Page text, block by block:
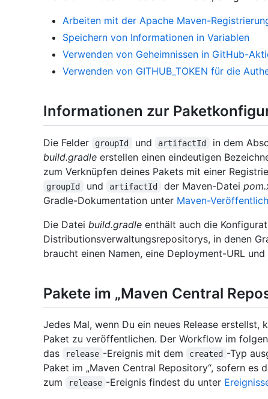
Arbeiten mit der Apache Maven-
Speichern von Informationen in Variablen
Verwenden von Geheimnissen in GitHub-
Verwenden von GITHUB_TOKEN für die
Informationen zur
Die Felder groupId und artifactId in dem
build.gradle erstellen einen eindeutigen
zum Verknüpfen deines Pakets mit einer
groupId und artifactId der Maven-Datei
Gradle-Dokumentation unter Maven-
Die Datei build.gradle enthält auch die
Distributionsverwaltungsrepositorys, in denen
braucht einen Namen, eine Deployment-URL
Pakete im „Maven Central
Jedes Mal, wenn Du ein neues Release
Paket zu veröffentlichen. Der Workflow im
das
release -Ereignis mit dem created -Typ
Paket im „Maven Central Repository“, sofern es
zum
release -Ereignis findest du unter